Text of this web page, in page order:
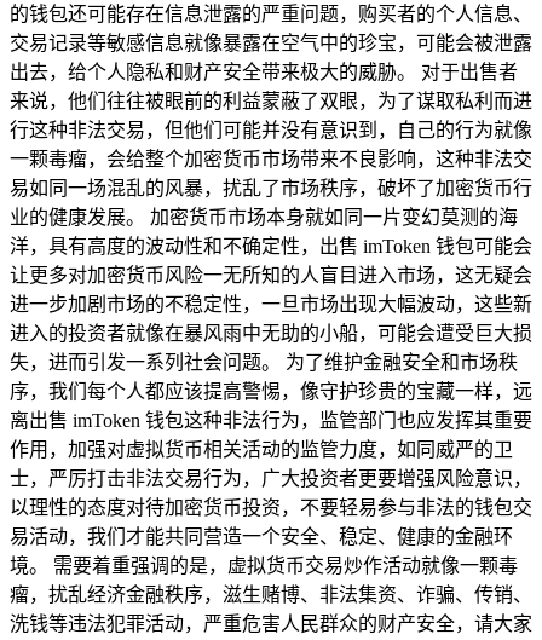
的钱包还可能存在信息泄露的严重问题，购买者的个人信息、
交易记录等敏感信息就像暴露在空气中的珍宝，可能会被泄露
出去，给个人隐私和财产安全带来极大的威胁。 对于出售者
来说，他们往往被眼前的利益蒙蔽了双眼，为了谋取私利而进
行这种非法交易，但他们可能并没有意识到，自己的行为就像
一颗毒瘤，会给整个加密货币市场带来不良影响，这种非法交
易如同一场混乱的风暴，扰乱了市场秩序，破坏了加密货币行
业的健康发展。 加密货币市场本身就如同一片变幻莫测的海
洋，具有高度的波动性和不确定性，出售 imToken 钱包可能会
让更多对加密货币风险一无所知的人盲目进入市场，这无疑会
进一步加剧市场的不稳定性，一旦市场出现大幅波动，这些新
进入的投资者就像在暴风雨中无助的小船，可能会遭受巨大损
失，进而引发一系列社会问题。 为了维护金融安全和市场秩
序，我们每个人都应该提高警惕，像守护珍贵的宝藏一样，远
离出售 imToken 钱包这种非法行为，监管部门也应发挥其重要
作用，加强对虚拟货币相关活动的监管力度，如同威严的卫
士，严厉打击非法交易行为，广大投资者更要增强风险意识，
以理性的态度对待加密货币投资，不要轻易参与非法的钱包交
易活动，我们才能共同营造一个安全、稳定、健康的金融环
境。 需要着重强调的是，虚拟货币交易炒作活动就像一颗毒
瘤，扰乱经济金融秩序，滋生赌博、非法集资、诈骗、传销、
洗钱等违法犯罪活动，严重危害人民群众的财产安全，请大家